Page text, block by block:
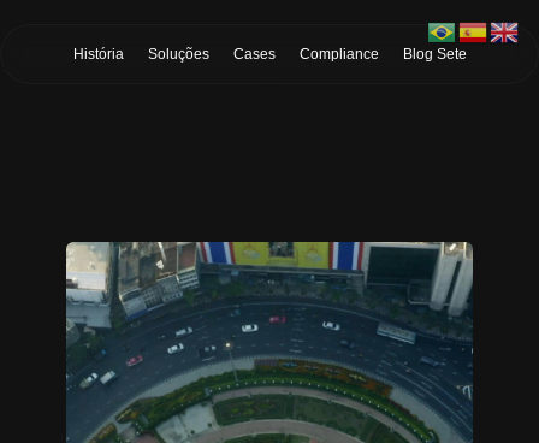
História Soluções Cases Compliance Blog Sete